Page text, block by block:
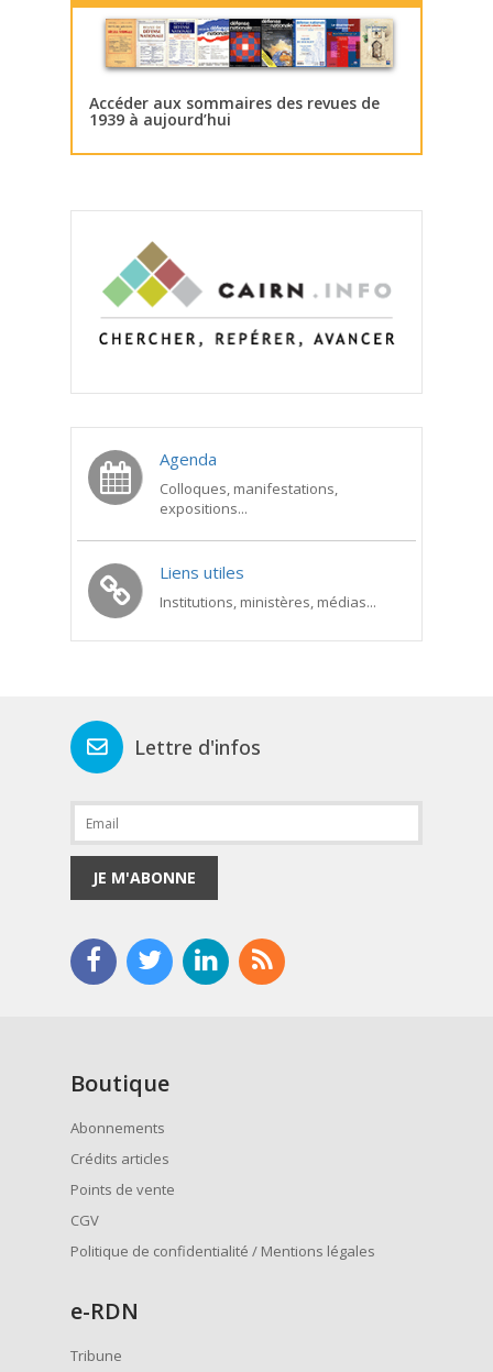
Accéder aux sommaires des revues de
1939 à aujourd’hui
Agenda
Colloques, manifestations,
expositions...
Liens utiles
Institutions, ministères, médias...
Lettre d'infos
JE M'ABONNE
Boutique
Abonnements
Crédits articles
Points de vente
CGV
Politique de confidentialité / Mentions légales
e-RDN
Tribune